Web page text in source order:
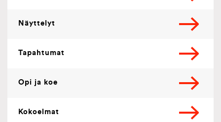
Näyttelyt
Tapahtumat
Opi ja koe
Kokoelmat